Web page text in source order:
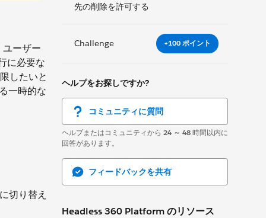
先の削除を許可する
Challenge +100 ポイント
ヘルプをお探しですか?
コミュニティに質問
ヘルプまたはコミュニティから 24 ～ 48時間以内に
回答があります。
フィードバックを共有
Headless 360 Platform のリソース
ーザー
に必要な
したいと
一時的な
に切り替え